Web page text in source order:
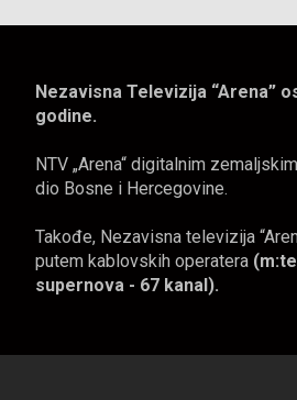
Nezavisna Televizija “Arena”
godine.
NTV „Arena“ digitalnim
dio Bosne i Hercegovine.
Takođe, Nezavisna televizija
putem kablovskih operatera
supernova - 67 kanal).